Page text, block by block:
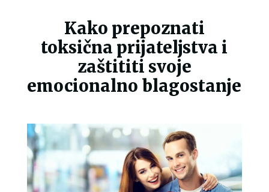
Kako prepoznati
toksična prijateljstva i
zaštititi svoje
emocionalno blagostanje